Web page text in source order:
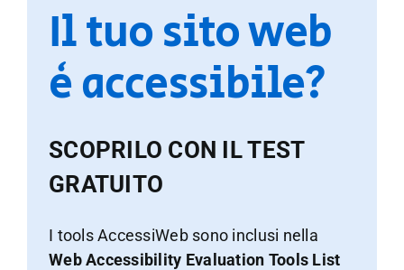
Il tuo sito web
è accessibile?
SCOPRILO CON IL TEST
GRATUITO
I tools AccessiWeb sono inclusi nella
Web Accessibility Evaluation Tools List